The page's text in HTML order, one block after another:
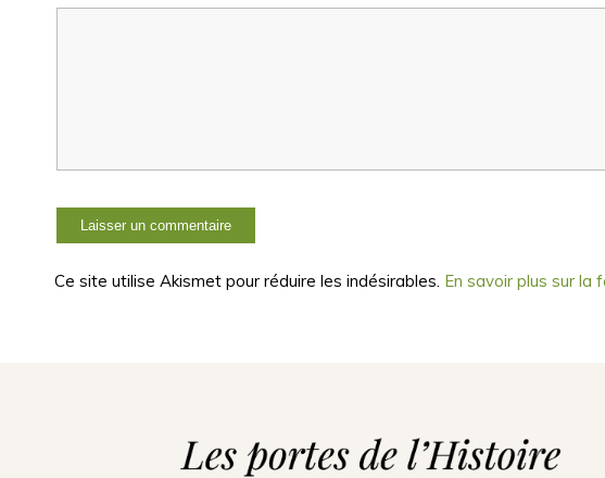
Ce site utilise Akismet pour réduire les indésirables. En savoir plus sur